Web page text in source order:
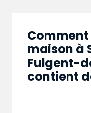
maison à
Fulgent-
contient